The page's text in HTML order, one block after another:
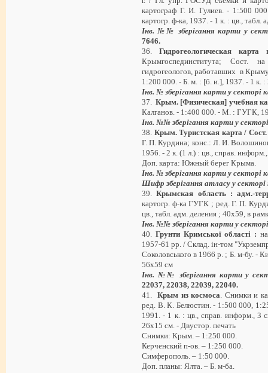
картограф Г. И. Гулиев. - 1:500
картогр. ф-ка, 1937. - 1 к. : цв., табл.
Інв. №№ зберігання карти у
7646.
36. Гидрогеологическая
Крымгоспединститута; Сост.
гидрогеологов, работавших в
1:200 000. - Б. м. : [б. и.], 1937. - 1 к.
Інв. № зберігання карти у секторі
37.Крым. [Физическая] учебная
Калганов. - 1:400 000. - М. : ГУГК,
Інв. №№ зберігання карти у
38. Крым. Туристская карта / Сост.
Г. П. Курдина; конс.: Л. И.
1956. - 2 к. (1 л.) : цв., справ.
Доп. карта: Южный берег Крыма.
Інв. № зберігання карти у секторі
Шифр зберігання атласу у
39.Крымская область : адм.-
картогр. ф-ка ГУГК ; ред. Г. П.
цв., табл. адм. деления ; 40х59, в
Інв. №№ зберігання карти у
40. Грунти Кримської області :
1957-61 рр. / Склад. ін-том
Соколовського в 1966 р. ; Б. м-бу. -
56х59 см
Інв. №№ зберігання карти у
22037, 22038, 22039, 22040.
41. Крым из космоса. Снимки и
ред. В. К. Белюстин. - 1:500 000,
1991. - 1 к. : цв., справ. информ., 3
26х15 см. - Двустор. печать
Снимки: Крым. – 1:250 000.
Керченский п-ов. – 1:250 000.
Симферополь. – 1:50 000.
Доп. планы: Ялта. – Б. м-ба.